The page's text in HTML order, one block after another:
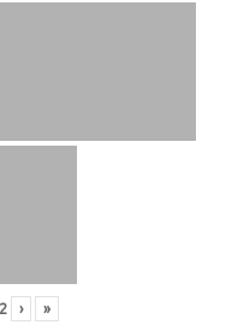
2 › »